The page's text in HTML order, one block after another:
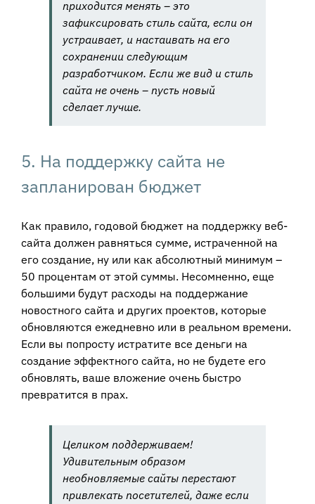
приходится менять – это
зафиксировать стиль сайта, если он
устраивает, и настаивать на его
сохранении следующим
разработчиком. Если же вид и стиль
сайта не очень – пусть новый
сделает лучше.
5. На поддержку сайта не
запланирован бюджет
Как правило, годовой бюджет на поддержку веб-
сайта должен равняться сумме, истраченной на
его создание, ну или как абсолютный минимум –
50 процентам от этой суммы. Несомненно, еще
большими будут расходы на поддержание
новостного сайта и других проектов, которые
обновляются ежедневно или в реальном времени.
Если вы попросту истратите все деньги на
создание эффектного сайта, но не будете его
обновлять, ваше вложение очень быстро
превратится в прах.
Целиком поддерживаем!
Удивительным образом
необновляемые сайты перестают
привлекать посетителей, даже если